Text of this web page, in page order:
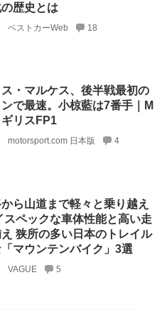
歴史とは
ベストカーWeb 18
・マルケス、後半戦最初の
で最速。小椋藍は7番手｜M
リスFP1
motorsport.com 日本版 4
ら山道まで軽々と乗り越え
スペックな車体性能と高い走
狭所の多い日本のトレイル
マウンテンバイク」3選
VAGUE 5